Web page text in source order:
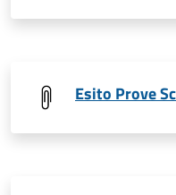
Esito Prove